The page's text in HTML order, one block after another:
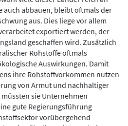
auch abbauen, bleibt oftmals der
aus. Dies liege vor allem
exportiert werden, der
geschaffen wird. Zusätzlich
Rohstoffe oftmals
Auswirkungen. Damit
ihre Rohstoffvorkommen nutzen
von Armut und nachhaltiger
sie Unternehmen
gute Regierungsführung
vorübergehend